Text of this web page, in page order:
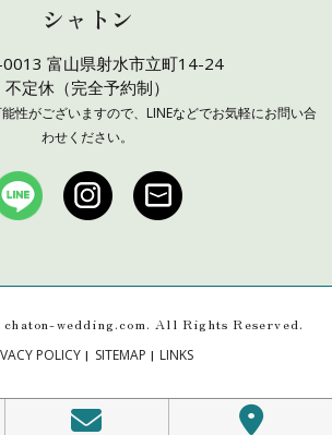
シャトン
富山県射水市立町14-24
不定休（完全予約制）
性がございますので、LINEなどでお気軽にお問い合
わせください。
wedding.com. All Rights Reserved.
POLICY| SITEMAP | LINKS